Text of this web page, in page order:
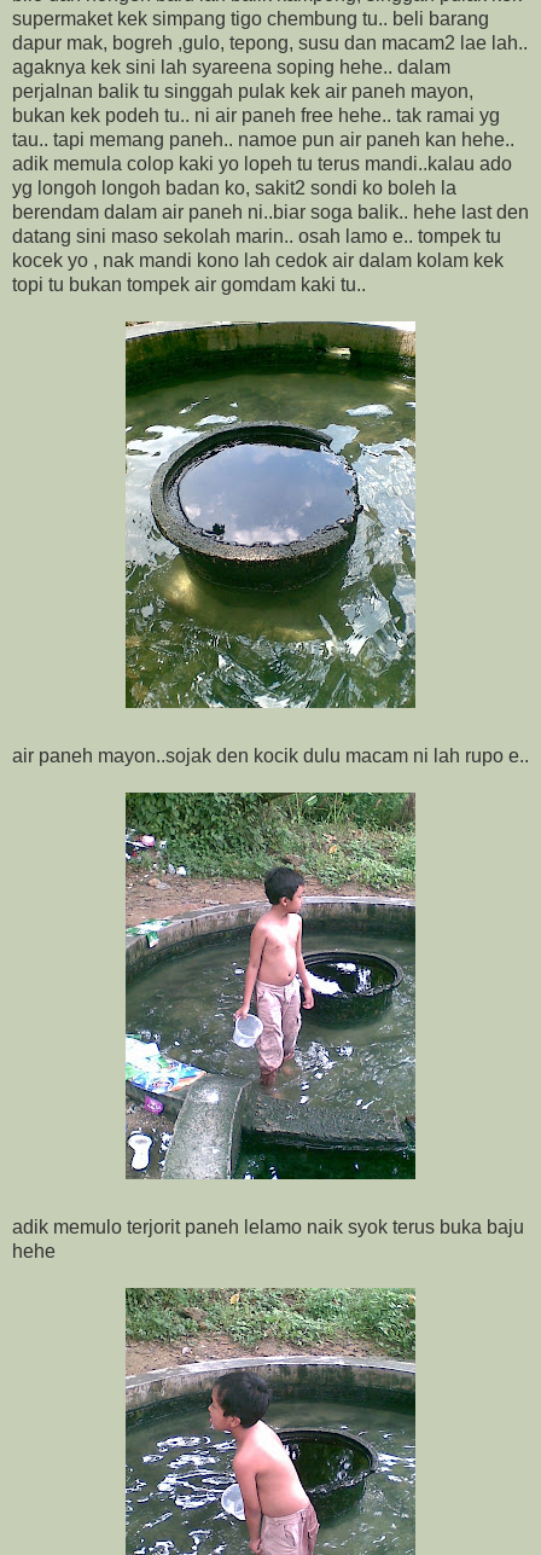
supermaket kek simpang tigo chembung tu.. beli barang
dapur mak, bogreh ,gulo, tepong, susu dan macam2 lae lah..
agaknya kek sini lah syareena soping hehe.. dalam
perjalnan balik tu singgah pulak kek air paneh mayon,
bukan kek podeh tu.. ni air paneh free hehe.. tak ramai yg
tau.. tapi memang paneh.. namoe pun air paneh kan hehe..
adik memula colop kaki yo lopeh tu terus mandi..kalau ado
yg longoh longoh badan ko, sakit2 sondi ko boleh la
berendam dalam air paneh ni..biar soga balik.. hehe last den
datang sini maso sekolah marin.. osah lamo e.. tompek tu
kocek yo , nak mandi kono lah cedok air dalam kolam kek
topi tu bukan tompek air gomdam kaki tu..
air paneh mayon..sojak den kocik dulu macam ni lah rupo e..
adik memulo terjorit paneh lelamo naik syok terus buka baju
hehe